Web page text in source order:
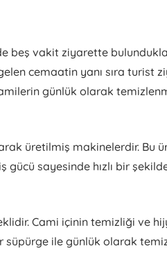
beş vakit ziyarette
cemaatin yanı sıra turist
günlük olarak
üretilmiş makinelerdir. Bu
gücü sayesinde hızlı bir
Cami içinin temizliği ve
süpürge ile günlük olarak